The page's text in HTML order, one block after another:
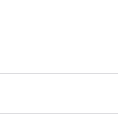
ださい。
ご本人による申請であることを確認した
客様の資産保護のための対応となります